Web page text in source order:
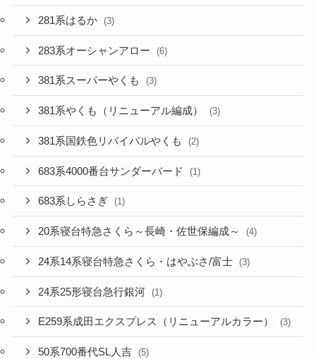
281系はるか (3)
283系オーシャンアロー (6)
381系スーパーやくも (3)
381系やくも（リニューアル編成） (3)
381系国鉄色リバイバルやくも (2)
683系4000番台サンダーバード (1)
683系しらさぎ (1)
20系寝台特急さくら～長崎・佐世保編成～ (4)
24系14系寝台特急さくら・はやぶさ/富士 (3)
24系25形寝台急行銀河 (1)
E259系成田エクスプレス（リニューアルカラー） (3)
50系700番代SL人吉 (5)